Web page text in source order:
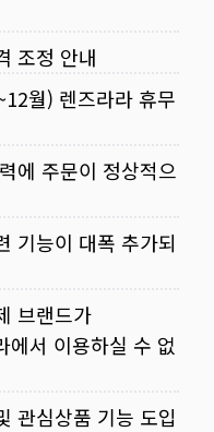
조정 안내
월) 렌즈라라 휴무
에 주문이 정상적으
기능이 대폭 추가되
브랜드가
에서 이용하실 수 없
관심상품 기능 도입